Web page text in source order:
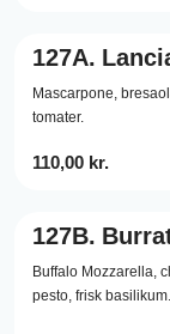
127A.
Mascarpone,
tomater.
110,00 kr.
127B.
Buffalo Mozzarella,
pesto, frisk basilikum.